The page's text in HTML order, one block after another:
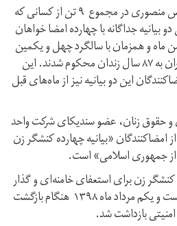
با صدور حکم ۶ سال زندان نرگس منصوری در مجموع ۹ تن از کسانی که
جداگانه با چهارده امضا خواهان
ماه و همزمان با سالگرد چهل و یکمین
استقرار جمهوری اسلامی در ایران به ۸۷ سال زندان محکوم شدند. این
این دو بیانیه نیز از ماه‌های قبل
حقوق زنان، عضو سندیکای شرکت واحد
امضاکنندگان «بیانیه چهارده کنشگر زن
از جمهوری اسلامی» است.
کنشگر زن برای استعفای خامنه‌ای و گذار
از جمهوری اسلامی» در روز بیست و یکم مرداد ماه ۱۳۹۸ هنگام بازگشت
بازداشت شد.